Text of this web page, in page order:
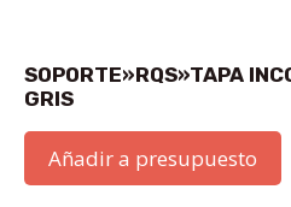
SOPORTE»RQS»TAPA
GRIS
Añadir a presupuesto